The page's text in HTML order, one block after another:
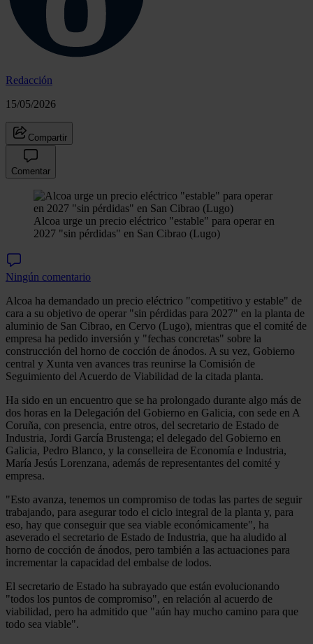
Redacción
15/05/2026
Compartir
Comentar
Alcoa urge un precio eléctrico "estable" para operar en
2027 "sin pérdidas" en San Cibrao (Lugo)
Ningún comentario
Alcoa ha demandado un precio eléctrico "competitivo y estable" de
cara a su objetivo de operar "sin pérdidas para 2027" en la planta de
aluminio de San Cibrao, en Cervo (Lugo), mientras que el comité de
empresa ha pedido inversión y "fechas concretas" sobre la
construcción del horno de cocción de ánodos. A su vez, Gobierno
central y Xunta ven avances tras reunirse la Comisión de
Seguimiento del Acuerdo de Viabilidad de la citada planta.
Ha sido en un encuentro que se ha prolongado durante algo más de
dos horas en la Delegación del Gobierno en Galicia, con sede en A
Coruña, con presencia, entre otros, del secretario de Estado de
Industria, Jordi García Brustenga; el delegado del Gobierno en
Galicia, Pedro Blanco, y la conselleira de Economía e Industria,
María Jesús Lorenzana, además de representantes del comité y
empresa.
"Esto avanza, tenemos un compromiso de todas las partes de seguir
trabajando, para asegurar todo el ciclo integral de la planta y, para
eso, hay que conseguir que sea viable económicamente", ha
aseverado el secretario de Estado de Industria, que ha aludido al
horno de cocción de ánodos, pero también a las actuaciones para
incrementar la capacidad del embalse de lodos.
El secretario de Estado ha subrayado que están evolucionando
"todos los puntos de compromiso", en relación al acuerdo de
viabilidad, pero ha admitido que "aún hay mucho camino para que
todo sea viable".